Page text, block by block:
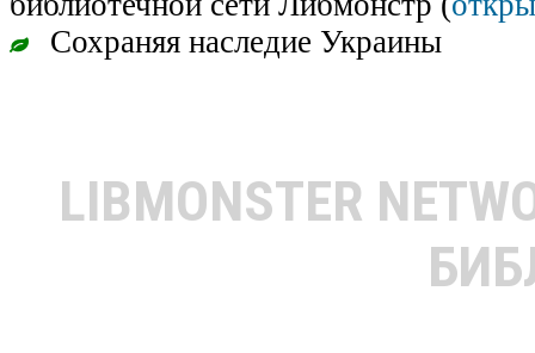
Сохраняя наследие Украины
LIBMONSTER